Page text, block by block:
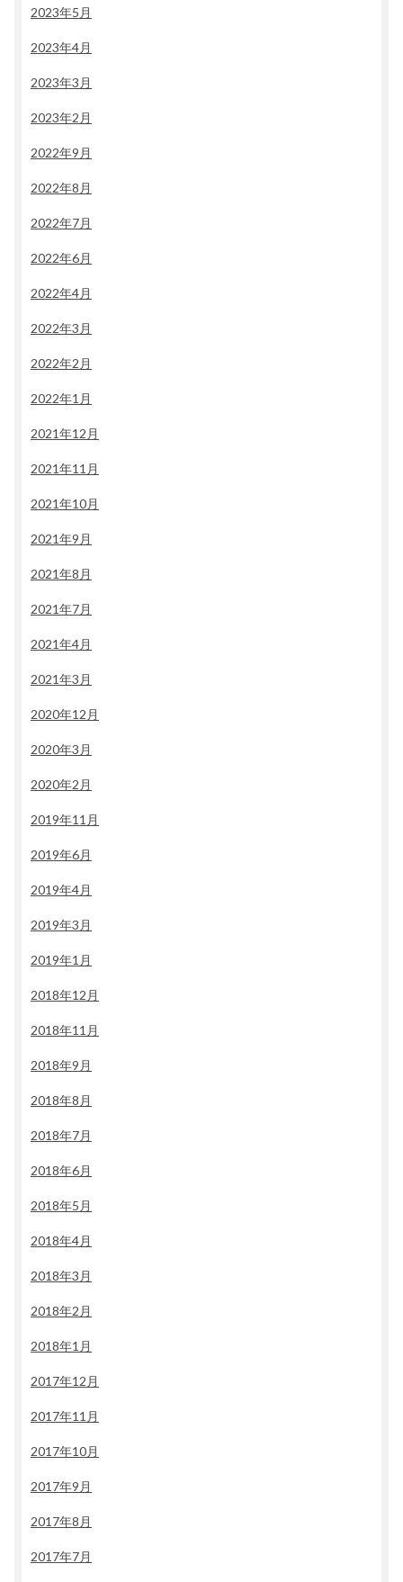
2023年5月
2023年4月
2023年3月
2023年2月
2022年9月
2022年8月
2022年7月
2022年6月
2022年4月
2022年3月
2022年2月
2022年1月
2021年12月
2021年11月
2021年10月
2021年9月
2021年8月
2021年7月
2021年4月
2021年3月
2020年12月
2020年3月
2020年2月
2019年11月
2019年6月
2019年4月
2019年3月
2019年1月
2018年12月
2018年11月
2018年9月
2018年8月
2018年7月
2018年6月
2018年5月
2018年4月
2018年3月
2018年2月
2018年1月
2017年12月
2017年11月
2017年10月
2017年9月
2017年8月
2017年7月